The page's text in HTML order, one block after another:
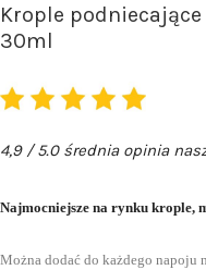
Krople
30ml
4,9 / 5.0 średnia opinia
Najmocniejsze na rynku krople,
Można dodać do każdego napoju